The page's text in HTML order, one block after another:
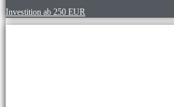
Investition ab 250 EUR